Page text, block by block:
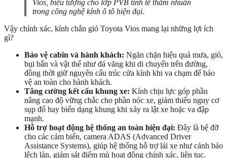
Vios, biểu tượng cho lớp PVB tinh tế thấm nhuần
trong công nghệ kính ô tô hiện đại.
Vậy chính xác, kính chắn gió Toyota Vios mang lại những lợi ích
gì?
Bảo vệ cabin và hành khách: Ngăn chặn hiệu quả mưa, gió,
bụi bẩn và vật thể như đá văng khi di chuyển trên đường,
đồng thời giữ nguyên cấu trúc cửa kính khi va chạm để bảo
vệ an toàn cho hành khách.
Tăng cường kết cấu khung xe: Kính chịu lực góp phần
nâng cao độ vững chắc cho phần nóc xe, giảm thiểu nguy cơ
sụp đổ hay biến dạng khung khi xảy ra lật xe hoặc va đập
mạnh.
Hỗ trợ hoạt động hệ thống an toàn hiện đại: Đây là bệ đỡ
cho các cảm biến, camera ADAS (Advanced Driver
Assistance Systems), giúp hệ thống hỗ trợ lái xe như cảnh báo
lệch làn, giám sát điểm mù hoạt động chính xác, liên tục.